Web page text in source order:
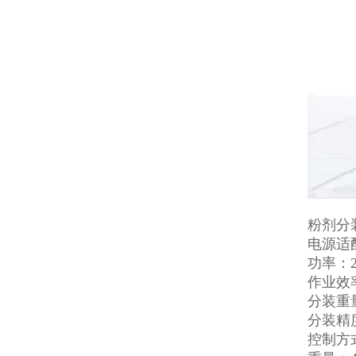
粉剂分
电源适
功率：
作业效
分装重
分装精
控制方